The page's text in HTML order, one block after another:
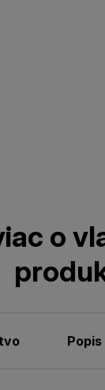
o
Popis